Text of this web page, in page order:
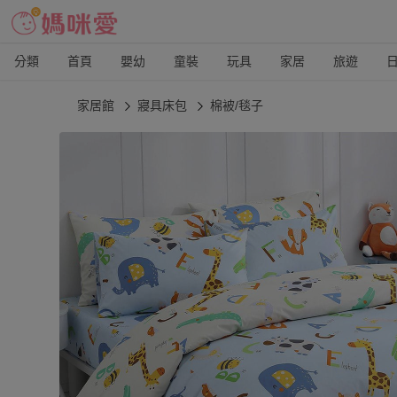
分類 首頁 嬰幼 童裝 玩具 家居 旅遊
家居館 寢具床包 棉被/毯子